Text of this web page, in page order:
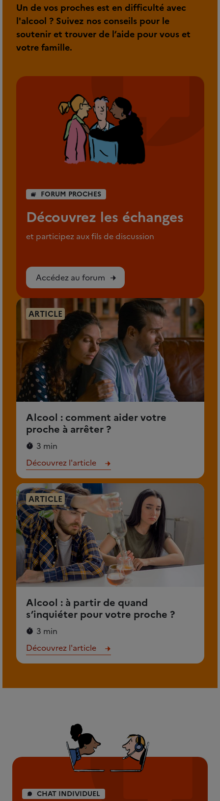
Un de vos proches est en difficulté avec
l'alcool ? Suivez nos conseils pour le
soutenir et trouver de l’aide pour vous et
votre famille.
FORUM PROCHES
Découvrez les échanges
et participez aux fils de discussion
Accédez au forum
ARTICLE
Alcool : comment aider votre
proche à arrêter ?
3 min
Découvrez l'article
ARTICLE
Alcool : à partir de quand
s’inquiéter pour votre proche ?
3 min
Découvrez l'article
CHAT INDIVIDUEL